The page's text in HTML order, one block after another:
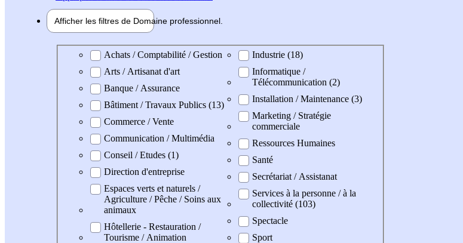
Afficher les filtres de Domaine professionnel
Domaine professionel
Achats / Comptabilité / Gestion
Arts / Artisanat d'art
Banque / Assurance
Bâtiment / Travaux Publics (13)
Commerce / Vente
Communication / Multimédia
Conseil / Etudes (1)
Direction d'entreprise
Espaces verts et naturels /
Agriculture / Pêche / Soins aux
animaux
Hôtellerie - Restauration /
Tourisme / Animation
Industrie (18)
Informatique /
Télécommunication (2)
Installation / Maintenance (3)
Marketing / Stratégie
commerciale
Ressources Humaines
Santé
Secrétariat / Assistanat
Services à la personne / à la
collectivité (103)
Spectacle
Sport